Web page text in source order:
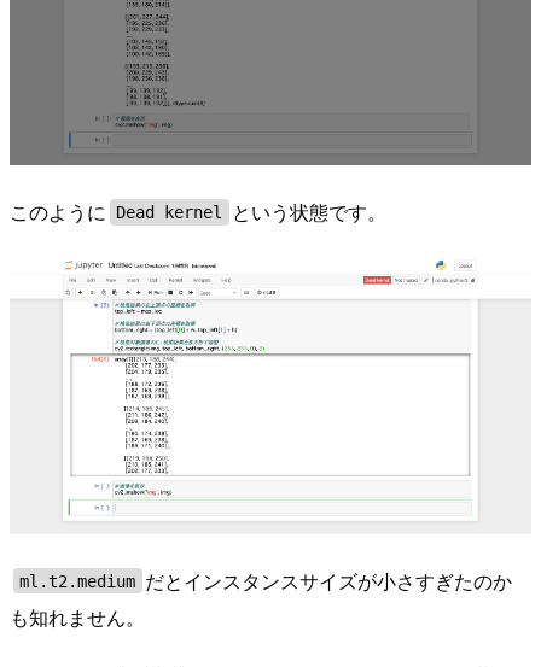
このように Dead kernel という状態です。
ml.t2.medium だとインスタンスサイズが小さすぎたのか
も知れません。